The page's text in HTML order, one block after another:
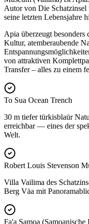
Autor von Die
seine letzten Lebensjahre
Apia überzeugt besonders
Kultur, atemberaubende
von attraktiven
Transfer – alles zu einem
To Sua Ocean Trench
30 m tiefer türkisblaür
erreichbar — eines der
Welt.
Robert Louis Stevenson
Villa Vailima des
Berg Väa mit
Fa'a Samoa